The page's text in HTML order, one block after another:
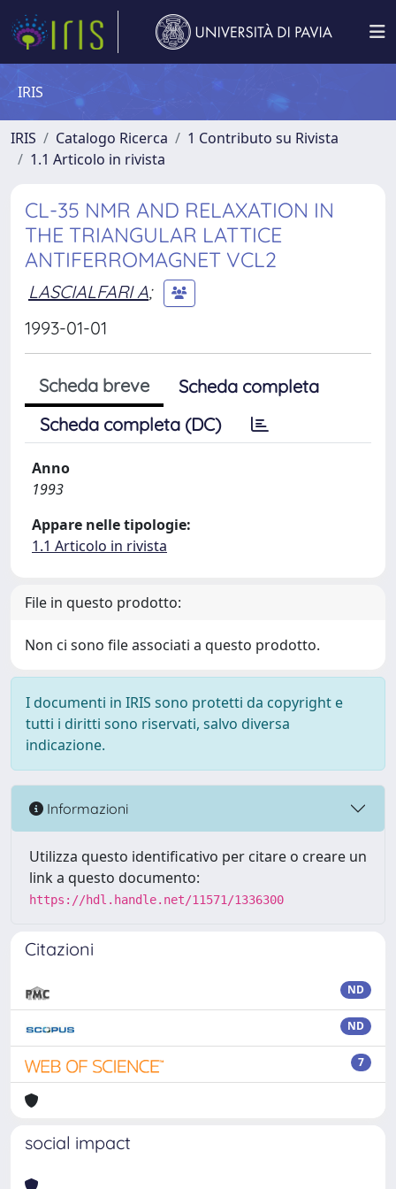
IRIS
IRIS Catalogo Ricerca
1 Contributo su Rivista
1.1 Articolo in rivista
CL-35 NMR AND RELAXATION IN
THE TRIANGULAR LATTICE
ANTIFERROMAGNET VCL2
LASCIALFARI A;
1993-01-01
Scheda breve
Scheda completa
Scheda completa (DC)
Anno
1993
Appare nelle tipologie:
1.1 Articolo in rivista
File in questo prodotto:
Non ci sono file associati a questo prodotto.
I documenti in IRIS sono protetti da copyright e
tutti i diritti sono riservati, salvo diversa
indicazione.
Informazioni
Utilizza questo identificativo per citare o creare un
link a questo documento:
https://hdl.handle.net/11571/1336300
Citazioni
ND
ND
7
social impact